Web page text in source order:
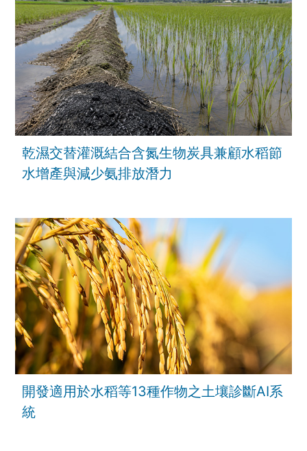
乾濕交替灌溉結合含氮生物炭具兼顧水稻節
水增產與減少氨排放潛力
開發適用於水稻等13種作物之土壤診斷AI系
統